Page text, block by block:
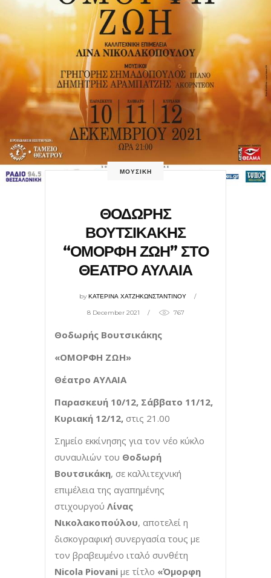
ΜΟΥΣΙΚΗ
ΘΟΔΩΡΗΣ
ΒΟΥΤΣΙΚΑΚΗΣ
“ΟΜΟΡΦΗ ΖΩΗ” ΣΤΟ
ΘΕΑΤΡΟ ΑΥΛΑΙΑ
byΚΑΤΕΡΙΝΑ ΧΑΤΖΗΚΩΝΣΤΑΝΤΙΝΟΥ
8 December 2021 767
Θοδωρής Βουτσικάκης
«ΟΜΟΡΦΗ ΖΩΗ»
Θέατρο ΑΥΛΑΙΑ
Παρασκευή 10/12, Σάββατο 11/12,
Κυριακή 12/12, στις 21.00
Σημείο εκκίνησης για τον νέο κύκλο
συναυλιών του Θοδωρή
Βουτσικάκη, σε καλλιτεχνική
επιμέλεια της αγαπημένης
στιχουργού Λίνας
Νικολακοπούλου, αποτελεί η
δισκογραφική συνεργασία τους με
τον βραβευμένο ιταλό συνθέτη
Nicola Piovani με τίτλο «Όμορφη